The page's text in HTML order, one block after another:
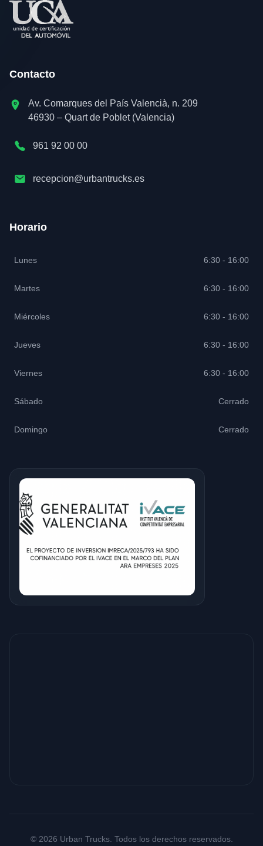
Contacto
Av. Comarques del País Valencià, n. 209
46930 – Quart de Poblet (Valencia)
961 92 00 00
recepcion@urbantrucks.es
Horario
Lunes 6:30 - 16:00
Martes 6:30 - 16:00
Miércoles 6:30 - 16:00
Jueves 6:30 - 16:00
Viernes 6:30 - 16:00
Sábado Cerrado
Domingo Cerrado
© 2026 Urban Trucks. Todos los derechos reservados.